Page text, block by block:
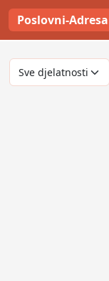
Poslovni-